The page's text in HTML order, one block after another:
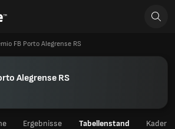
FB Porto Alegrense RS
Alegrense RS
Ergebnisse Tabellenstand Kader